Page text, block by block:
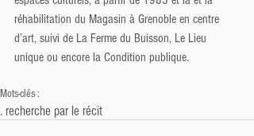
réhabilitation du Magasin à Grenoble en centre
d’art, suivi de La Ferme du Buisson, Le Lieu
unique ou encore la Condition publique.
Mots-clés :
. recherche par le récit